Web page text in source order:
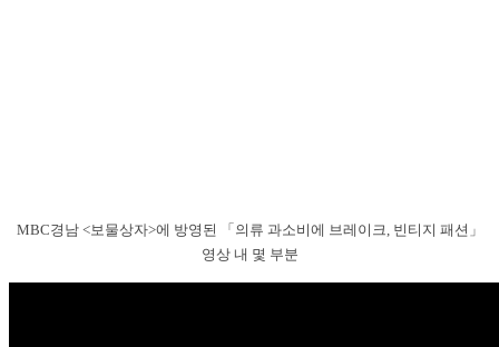
MBC경남 <보물상자>에 방영된 「의류 과소비에 브레이크, 빈티지 패션」
영상 내 몇 부분